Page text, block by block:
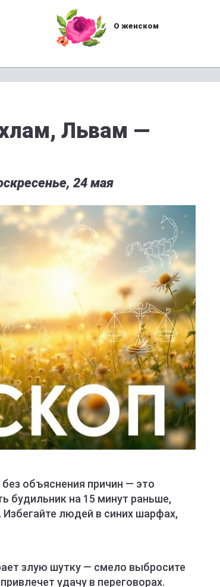
О женском
Львам —
24 мая
объяснения причин — это
будильник на 15 минут раньше,
людей в синих шарфах,
злую шутку — смело выбросите
удачу в переговорах.